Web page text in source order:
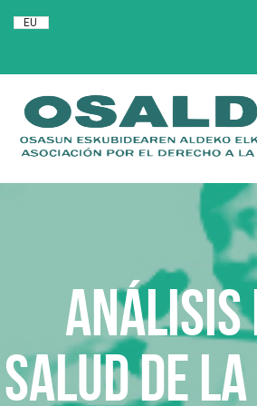
EU
SALUD de la